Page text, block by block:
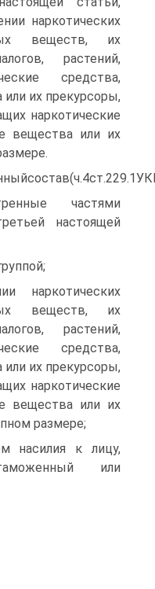
наркотических
веществ, их
растений,
средства,
их прекурсоры,
наркотические
вещества или их
частями
настоящей
наркотических
веществ, их
растений,
средства,
их прекурсоры,
наркотические
вещества или их
размере;
насилия к лицу,
или